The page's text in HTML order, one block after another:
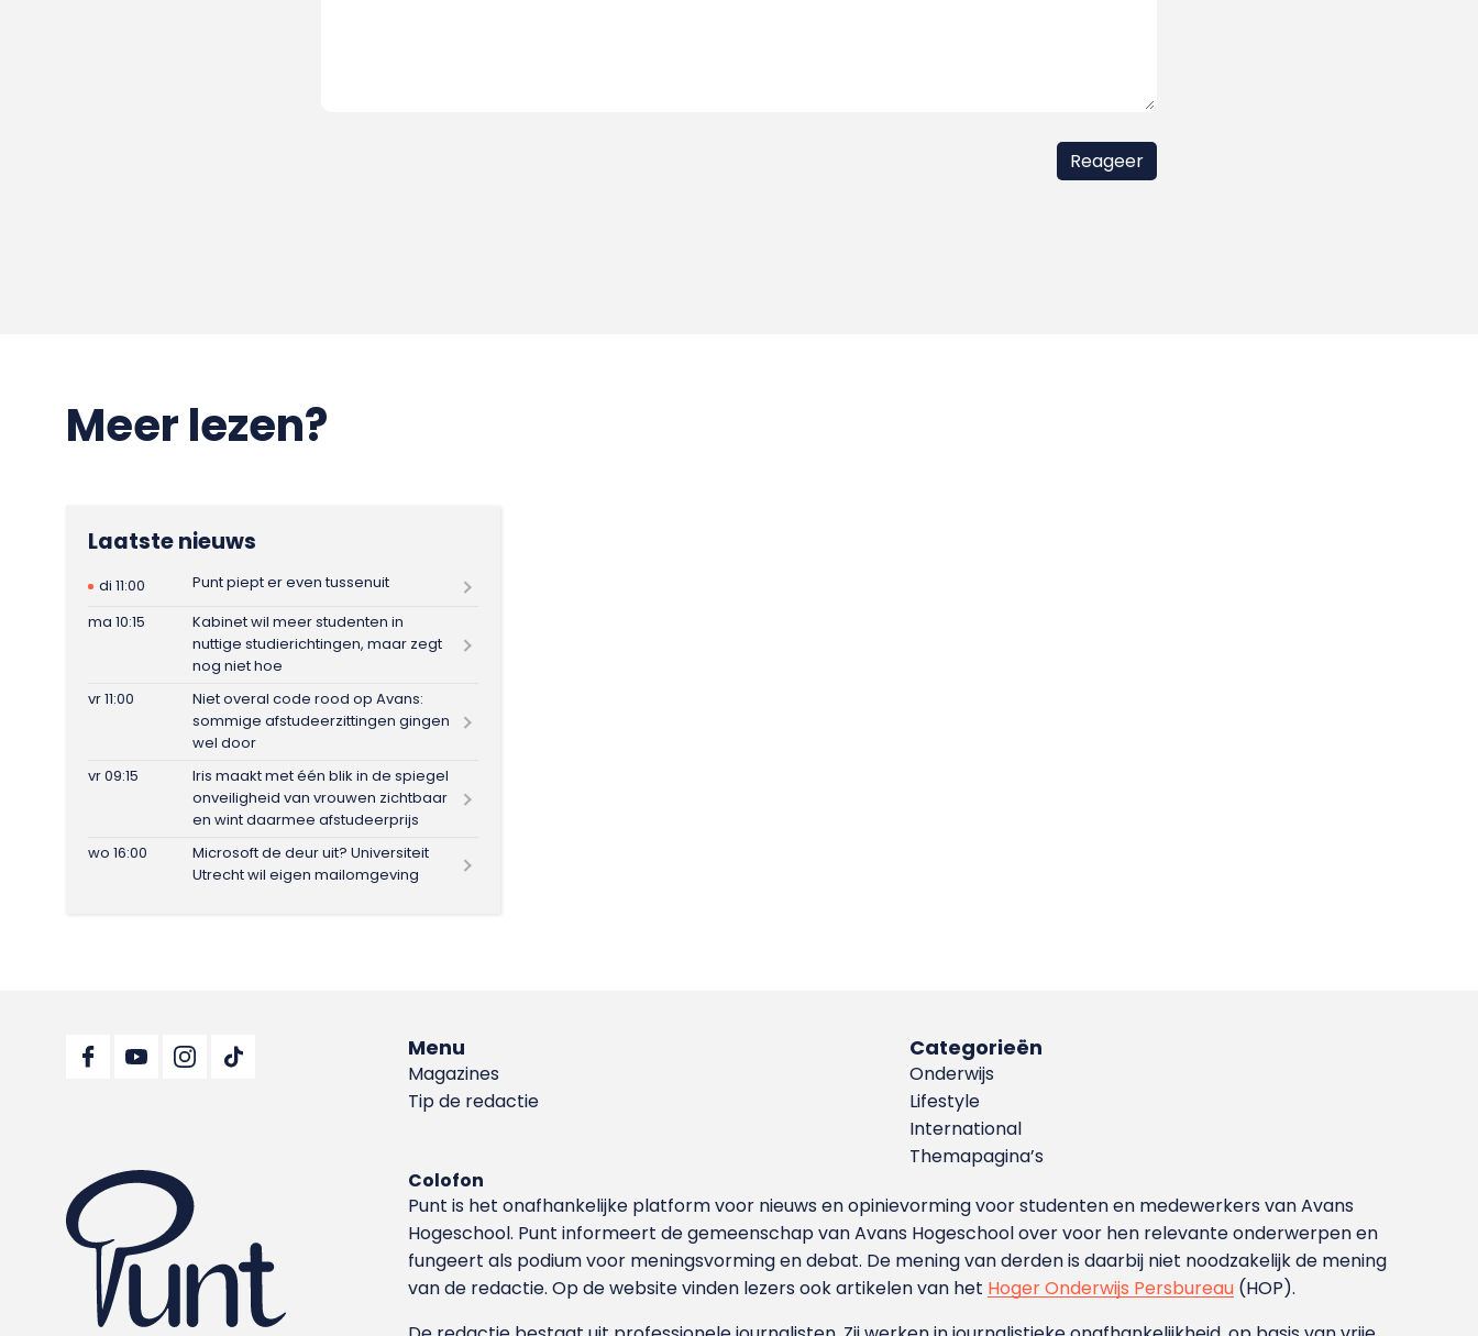
Meer lezen?
Laatste nieuws
di 11:00
Punt piept er even tussenuit
ma 10:15
Kabinet wil meer studenten in
nuttige studierichtingen, maar zegt
nog niet hoe
vr 11:00
Niet overal code rood op Avans:
sommige afstudeerzittingen gingen
wel door
vr 09:15
Iris maakt met één blik in de spiegel
onveiligheid van vrouwen zichtbaar
en wint daarmee afstudeerprijs
wo 16:00
Microsoft de deur uit? Universiteit
Utrecht wil eigen mailomgeving
Menu
Magazines
Tip de redactie
Categorieën
Onderwijs
Lifestyle
International
Themapagina’s
Colofon
Punt is het onafhankelijke platform voor nieuws en opinievorming voor studenten en medewerkers van Avans
Hoge­school. Punt informeert de gemeenschap van Avans Hogeschool over voor hen relevante onderwerpen en
fungeert als podium voor meningsvorming en debat. De mening van derden is daarbij niet noodzakelijk de mening
van de redactie. Op de website vinden lezers ook artikelen van het Hoger Onderwijs Persbureau (HOP).